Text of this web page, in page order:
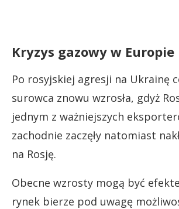
Kryzys gazowy w Europie
Po rosyjskiej agresji na Ukrainę
surowca znowu wzrosła, gdyż
jednym z ważniejszych
zachodnie zaczęły natomiast
na Rosję.
Obecne wzrosty mogą być
rynek bierze pod uwagę